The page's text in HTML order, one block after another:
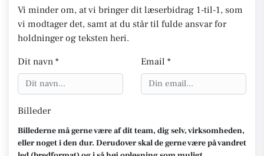
Vi minder om, at vi bringer dit læserbidrag 1-til-1, som
vi modtager det, samt at du står til fulde ansvar for
holdninger og teksten heri.
Dit navn *
Email *
Billeder
Billederne må gerne være af dit team, dig selv, virksomheden,
eller noget i den dur. Derudover skal de gerne være på vandret